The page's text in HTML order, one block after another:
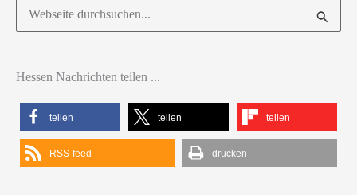
Suchen
nach:
Hessen Nachrichten teilen ...
teilen teilen teilen
RSS-feed drucken